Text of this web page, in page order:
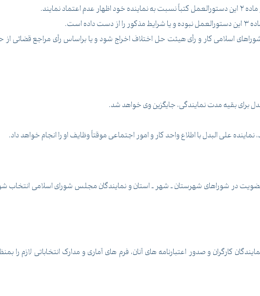
نمایند.
است.
نماینده کارگران بنا به نظر هیئت موضوع ماده 22 قانون شوراهای اسلامی کار و رأی هیئت حل اختلاف اخراج شود و یا براساس رأی
برای بقیه مدت نمایندگی، جایگزین وی خواهد شد.
علی البدل با اطلاع واحد کار و امور اجتماعی موقتاً وظایف او را انجام خواهد داد.
در شوراهای شهرستان ـ شهر ـ استان و نمایندگان مجلس شورای اسلامی انتخاب شود،
کارگران و صدور اعتبارنامه های آنان، فرم های آماری و مدارک انتخاباتی لازم را